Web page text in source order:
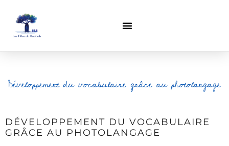
Développement du vocabulaire grâce au photolangage
DÉVELOPPEMENT DU VOCABULAIRE
GRÂCE AU PHOTOLANGAGE